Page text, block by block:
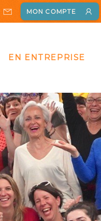
MON COMPTE
EN ENTREPRISE